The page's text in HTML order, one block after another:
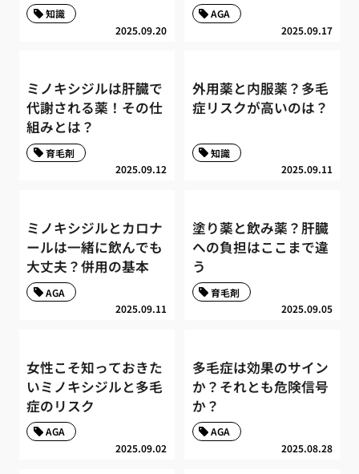
2025.09.20
知識
2025.09.17
AGA
ミノキシジルは肝臓で
代謝される薬！その仕
組みとは？
2025.09.12
育毛剤
外用薬と内服薬？多毛
症リスクが高いのは？
2025.09.11
知識
ミノキシジルとカロナ
ールは一緒に飲んでも
大丈夫？併用の基本
2025.09.11
AGA
塗り薬と飲み薬？肝臓
への負担はここまで違
う
2025.09.05
育毛剤
女性こそ知っておきた
いミノキシジルと多毛
症のリスク
2025.09.02
AGA
多毛症は効果のサイン
か？それとも危険信号
か？
2025.08.28
AGA